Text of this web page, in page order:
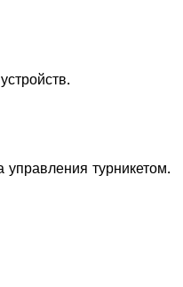
турникетом.